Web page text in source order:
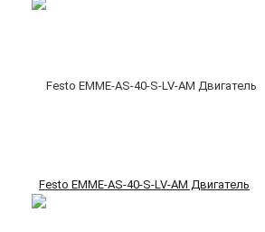
Festo EMME-AS-40-S-LV-AM Двигатель